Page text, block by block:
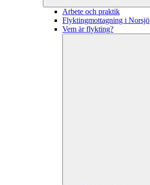
Arbete och praktik
Flyktingmottagning i Norsjö
Vem är flykting?